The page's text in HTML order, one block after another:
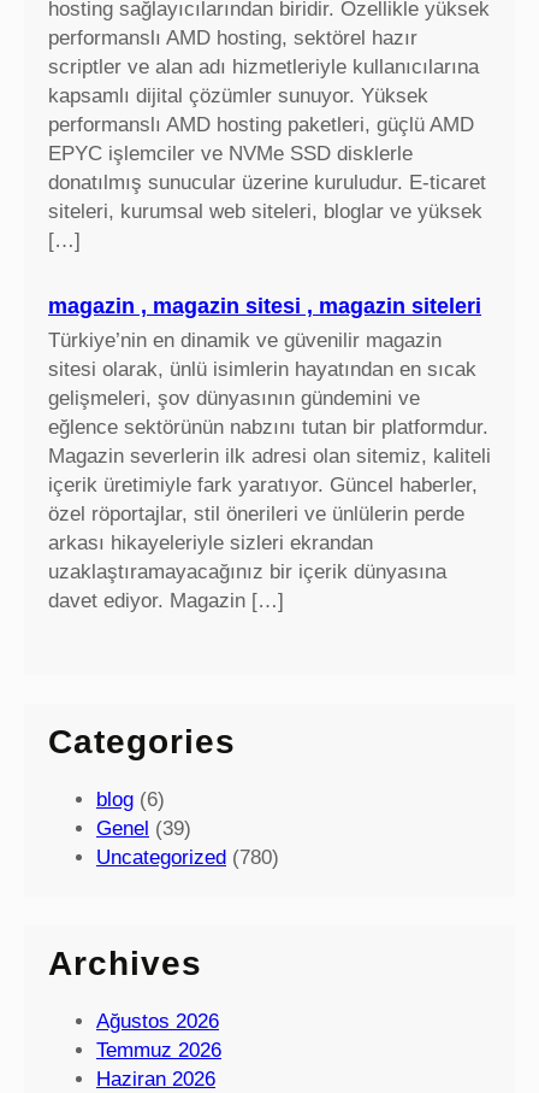
hosting sağlayıcılarından biridir. Özellikle yüksek
performanslı AMD hosting, sektörel hazır
scriptler ve alan adı hizmetleriyle kullanıcılarına
kapsamlı dijital çözümler sunuyor. Yüksek
performanslı AMD hosting paketleri, güçlü AMD
EPYC işlemciler ve NVMe SSD disklerle
donatılmış sunucular üzerine kuruludur. E-ticaret
siteleri, kurumsal web siteleri, bloglar ve yüksek
[…]
magazin , magazin sitesi , magazin siteleri
Türkiye’nin en dinamik ve güvenilir magazin
sitesi olarak, ünlü isimlerin hayatından en sıcak
gelişmeleri, şov dünyasının gündemini ve
eğlence sektörünün nabzını tutan bir platformdur.
Magazin severlerin ilk adresi olan sitemiz, kaliteli
içerik üretimiyle fark yaratıyor. Güncel haberler,
özel röportajlar, stil önerileri ve ünlülerin perde
arkası hikayeleriyle sizleri ekrandan
uzaklaştıramayacağınız bir içerik dünyasına
davet ediyor. Magazin […]
Categories
blog (6)
Genel (39)
Uncategorized (780)
Archives
Ağustos 2026
Temmuz 2026
Haziran 2026